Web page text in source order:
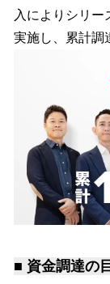
す
入によりシリー
実施し、累計調
■ 資金調達の